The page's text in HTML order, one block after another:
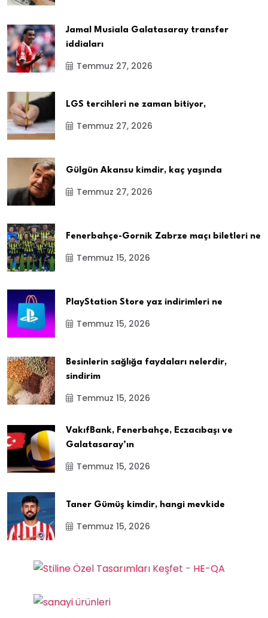
Jamal Musiala Galatasaray transfer
iddiaları
Temmuz 27, 2026
LGS tercihleri ne zaman bitiyor,
Temmuz 27, 2026
Gülgün Akansu kimdir, kaç yaşında
Temmuz 27, 2026
Fenerbahçe-Gornik Zabrze maçı biletleri ne
Temmuz 15, 2026
PlayStation Store yaz indirimleri ne
Temmuz 15, 2026
Besinlerin sağlığa faydaları nelerdir,
sindirim
Temmuz 15, 2026
VakıfBank, Fenerbahçe, Eczacıbaşı ve
Galatasaray’ın
Temmuz 15, 2026
Taner Gümüş kimdir, hangi mevkide
Temmuz 15, 2026